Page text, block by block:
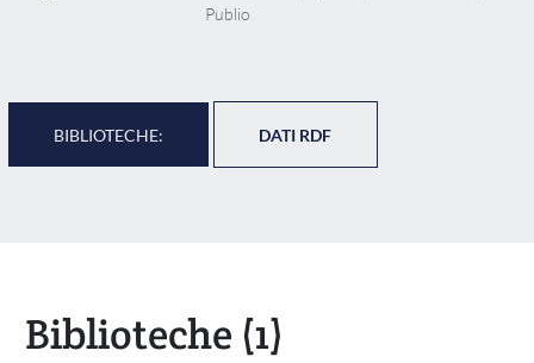
Publio
BIBLIOTECHE: DATI RDF
Biblioteche (1)